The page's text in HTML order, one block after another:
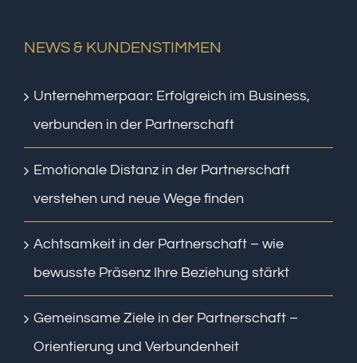
NEWS & KUNDENSTIMMEN
Unternehmerpaar: Erfolgreich im Business,
verbunden in der Partnerschaft
Emotionale Distanz in der Partnerschaft
verstehen und neue Wege finden
Achtsamkeit in der Partnerschaft – wie
bewusste Präsenz Ihre Beziehung stärkt
Gemeinsame Ziele in der Partnerschaft –
Orientierung und Verbundenheit